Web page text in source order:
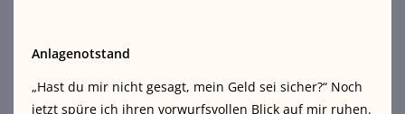
Anlagenotstand
„Hast du mir nicht gesagt, mein Geld sei sicher?“ Noch
jetzt spüre ich ihren vorwurfsvollen Blick auf mir ruhen.